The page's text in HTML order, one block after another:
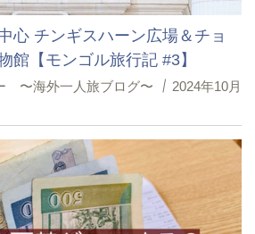
心 チンギスハーン広場＆チョ
館【モンゴル旅行記 #3】
〜海外一人旅ブログ〜
2024年10月